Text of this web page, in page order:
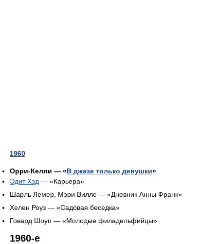
1960
Орри-Келли — «В джазе только девушки»
Эдит Хэд — «Карьера»
Шарль Лемер, Мэри Виллс — «Дневник Анны Франк»
Хелен Роуз — «Садовая беседка»
Говард Шоуп — «Молодые филадельфийцы»
1960-е